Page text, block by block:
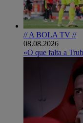
// A BOLA TV //
08.08.2026
«O que falta a